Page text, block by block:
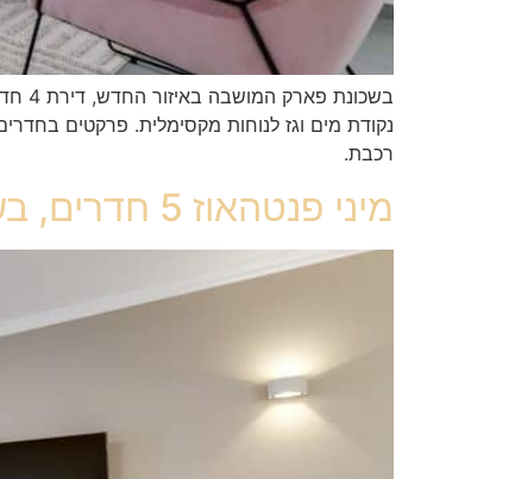
נקודת מים וגז לנוחות מקסימלית. פרקטים
רכבת.
מיני פנטהאוז 5 חדרים, בשכונת פארק המושבה